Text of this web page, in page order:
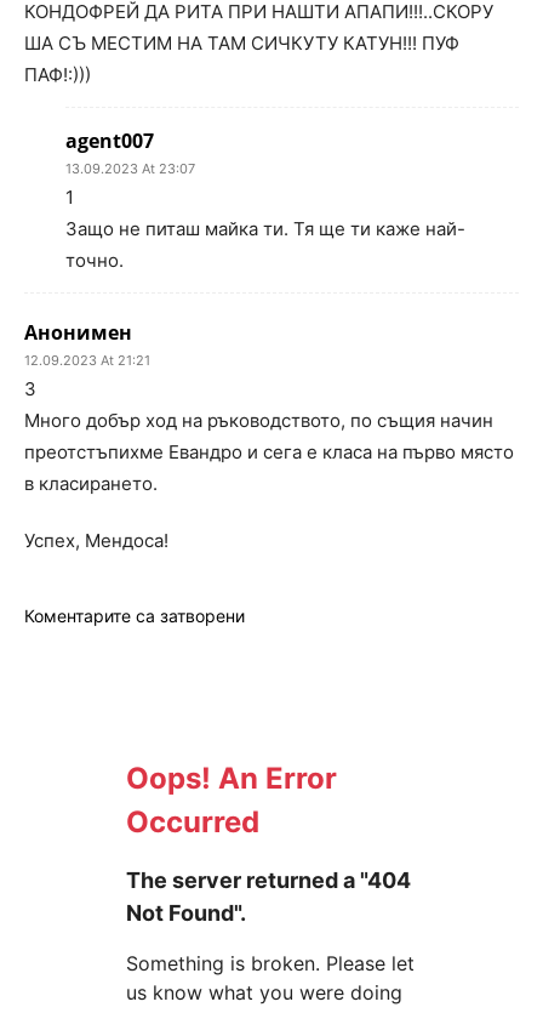
КОНДОФРЕЙ ДА РИТА ПРИ НАШТИ АПАПИ!!!..СКОРУ
ША СЪ МЕСТИМ НА ТАМ СИЧКУТУ КАТУН!!! ПУФ
ПАФ!:)))
agent007
13.09.2023 At 23:07
1
Защо не питаш майка ти. Тя ще ти каже най-
точно.
Анонимен
12.09.2023 At 21:21
3
Много добър ход на ръководството, по същия начин
преотстъпихме Евандро и сега е класа на първо място
в класирането.
Успех, Мендоса!
Коментарите са затворени